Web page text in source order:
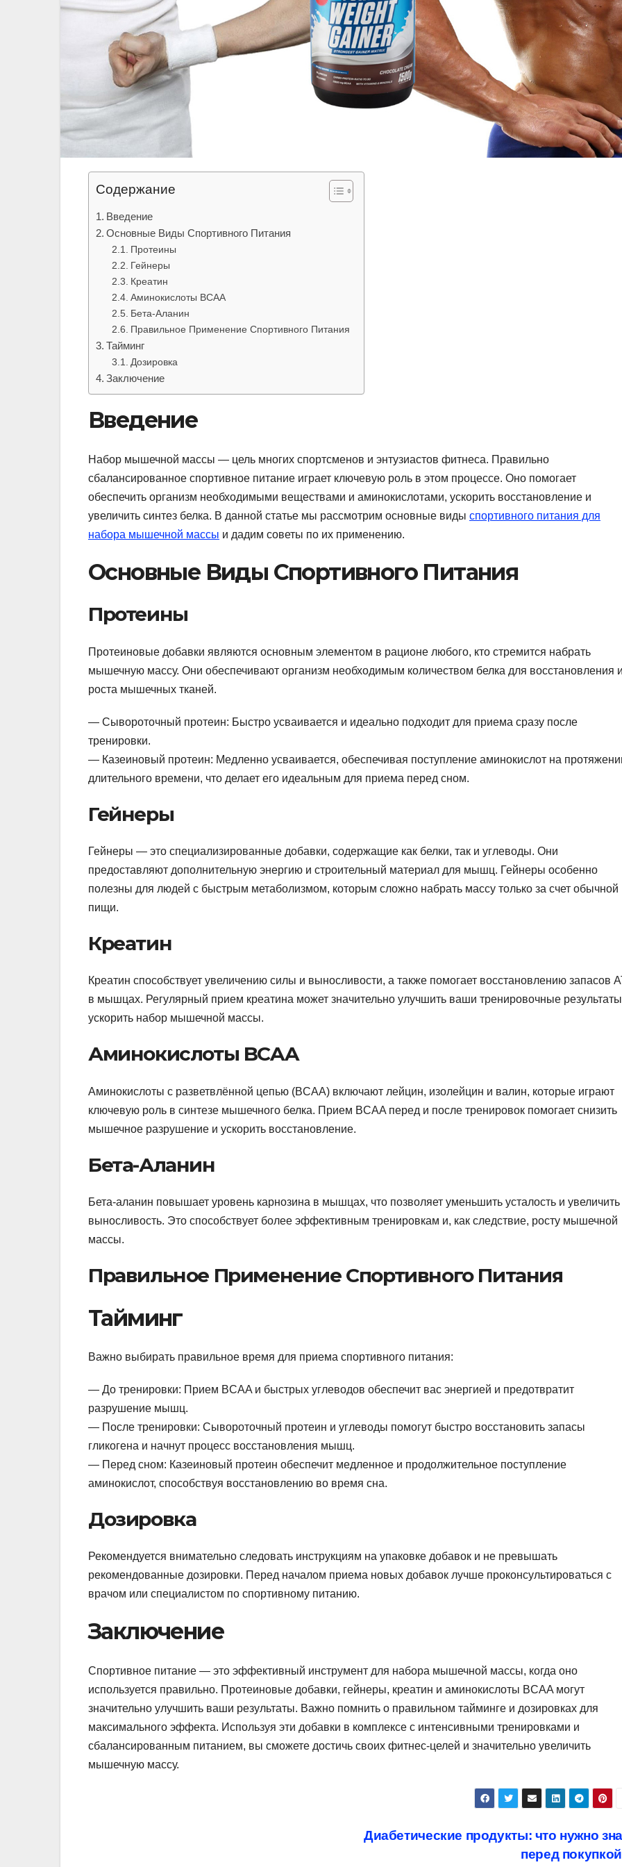
Содержание
Введение
Основные Виды Спортивного Питания
Протеины
Гейнеры
Креатин
Аминокислоты BCAA
Бета-Аланин
Правильное Применение Спортивного Питания
Тайминг
Дозировка
Заключение
Введение
Набор мышечной массы — цель многих спортсменов и энтузиастов фитнеса. Правильно
сбалансированное спортивное питание играет ключевую роль в этом процессе. Оно помогает
обеспечить организм необходимыми веществами и аминокислотами, ускорить восстановление и
увеличить синтез белка. В данной статье мы рассмотрим основные виды спортивного питания для
набора мышечной массы и дадим советы по их применению.
Основные Виды Спортивного Питания
Протеины
Протеиновые добавки являются основным элементом в рационе любого, кто стремится набрать
мышечную массу. Они обеспечивают организм необходимым количеством белка для восстановления
роста мышечных тканей.
— Сывороточный протеин: Быстро усваивается и идеально подходит для приема сразу после
тренировки.
— Казеиновый протеин: Медленно усваивается, обеспечивая поступление аминокислот на
длительного времени, что делает его идеальным для приема перед сном.
Гейнеры
Гейнеры — это специализированные добавки, содержащие как белки, так и углеводы. Они
предоставляют дополнительную энергию и строительный материал для мышц. Гейнеры особенно
полезны для людей с быстрым метаболизмом, которым сложно набрать массу только за счет обычной
пищи.
Креатин
Креатин способствует увеличению силы и выносливости, а также помогает восстановлению запасов
в мышцах. Регулярный прием креатина может значительно улучшить ваши тренировочные
ускорить набор мышечной массы.
Аминокислоты BCAA
Аминокислоты с разветвлённой цепью (BCAA) включают лейцин, изолейцин и валин, которые играют
ключевую роль в синтезе мышечного белка. Прием BCAA перед и после тренировок помогает снизить
мышечное разрушение и ускорить восстановление.
Бета-Аланин
Бета-аланин повышает уровень карнозина в мышцах, что позволяет уменьшить усталость и увеличить
выносливость. Это способствует более эффективным тренировкам и, как следствие, росту мышечной
массы.
Правильное Применение Спортивного Питания
Тайминг
Важно выбирать правильное время для приема спортивного питания:
— До тренировки: Прием BCAA и быстрых углеводов обеспечит вас энергией и предотвратит
разрушение мышц.
— После тренировки: Сывороточный протеин и углеводы помогут быстро восстановить запасы
гликогена и начнут процесс восстановления мышц.
— Перед сном: Казеиновый протеин обеспечит медленное и продолжительное поступление
аминокислот, способствуя восстановлению во время сна.
Дозировка
Рекомендуется внимательно следовать инструкциям на упаковке добавок и не превышать
рекомендованные дозировки. Перед началом приема новых добавок лучше проконсультироваться с
врачом или специалистом по спортивному питанию.
Заключение
Спортивное питание — это эффективный инструмент для набора мышечной массы, когда оно
используется правильно. Протеиновые добавки, гейнеры, креатин и аминокислоты BCAA могут
значительно улучшить ваши результаты. Важно помнить о правильном тайминге и дозировках для
максимального эффекта. Используя эти добавки в комплексе с интенсивными тренировками и
сбалансированным питанием, вы сможете достичь своих фитнес-целей и значительно увеличить
мышечную массу.
Диабетические продукты: что нужно
перед